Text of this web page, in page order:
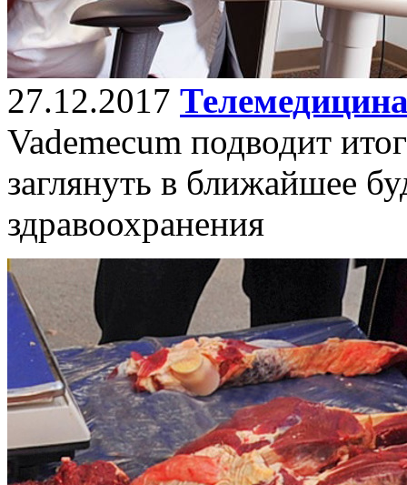
27.12.2017
Vademecum подводит
заглянуть в ближайшее
здравоохранения